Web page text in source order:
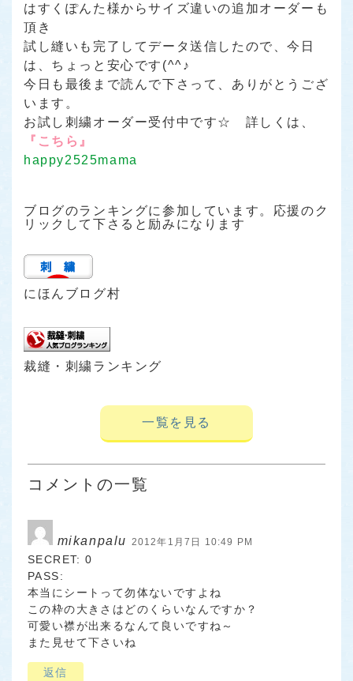
はすくぽんた様からサイズ違いの追加オーダーも
頂き
試し縫いも完了してデータ送信したので、今日
は、ちょっと安心です(^^♪
今日も最後まで読んで下さって、ありがとうござ
います。
お試し刺繍オーダー受付中です☆
詳しくは、
『こちら』
happy2525mama
ブログのランキングに参加しています。応援のク
リックして下さると励みになります
にほんブログ村
裁縫・刺繍ランキング
一覧を見る
コメントの一覧
mikanpalu 2012年1月7日 10:49 PM
SECRET: 0
PASS:
本当にシートって勿体ないですよね
この枠の大きさはどのくらいなんですか？
可愛い襟が出来るなんて良いですね～
また見せて下さいね
返信